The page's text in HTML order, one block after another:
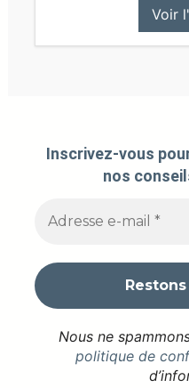
Voir
Inscrivez-vous
nos
Nous ne
politique de